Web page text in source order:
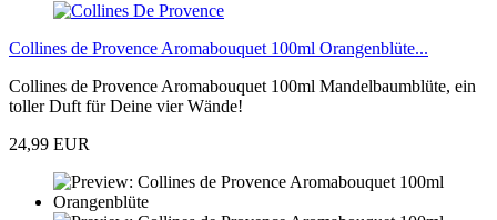
Collines de Provence Aromabouquet 100ml Orangenblüte...
Collines de Provence Aromabouquet 100ml Mandelbaumblüte, ein
toller Duft für Deine vier Wände!
24,99 EUR